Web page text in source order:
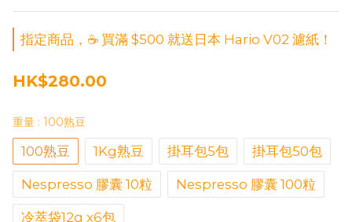
指定商品，☕ 買滿 $500 就送日本 Hario V02 濾紙！
HK$280.00
重量 : 100熟豆
100熟豆 1Kg熟豆 掛耳包5包 掛耳包50包
Nespresso 膠囊 10粒 Nespresso 膠囊 100粒
冷萃袋12g x6包